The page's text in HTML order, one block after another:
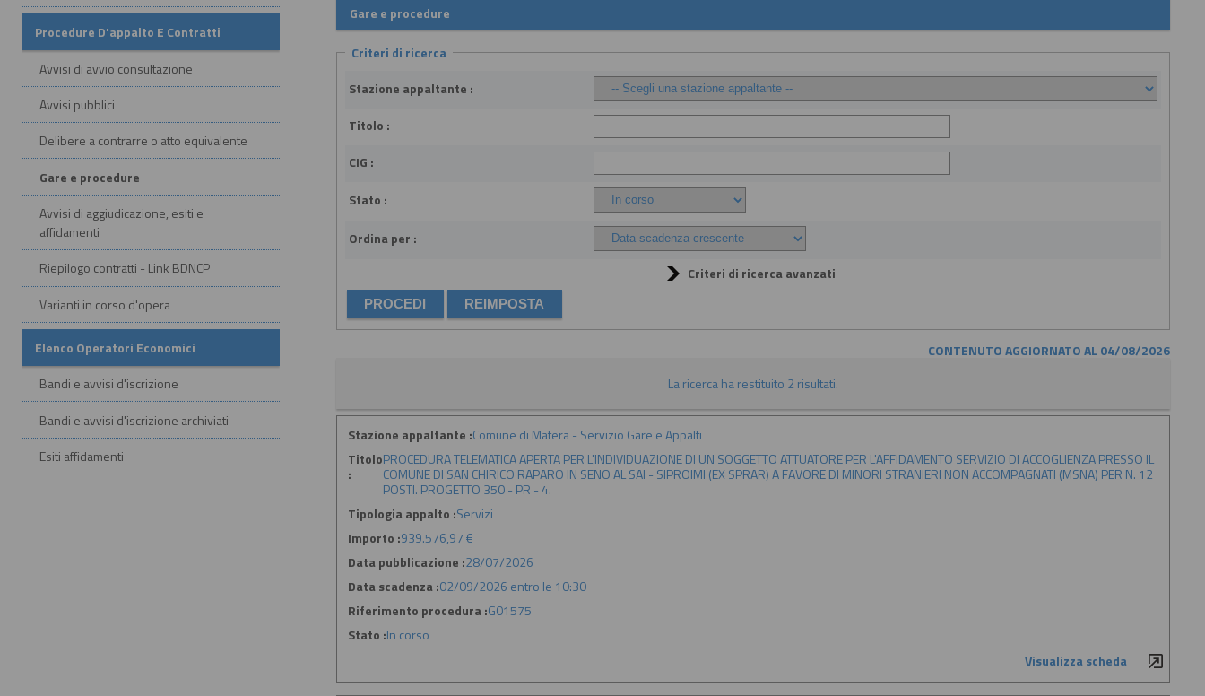
Procedure D'appalto E Contratti
Avvisi di avvio consultazione
Avvisi pubblici
Delibere a contrarre o atto equivalente
Gare e procedure
Avvisi di aggiudicazione, esiti e
affidamenti
Riepilogo contratti - Link BDNCP
Varianti in corso d'opera
Elenco Operatori Economici
Bandi e avvisi d'iscrizione
Bandi e avvisi d'iscrizione archiviati
Esiti affidamenti
Gare e procedure
Criteri di ricerca
Stazione appaltante :
Titolo :
CIG :
Stato :
Ordina per :
Criteri di ricerca avanzati
CONTENUTO AGGIORNATO AL 04/08/2026
La ricerca ha restituito 2 risultati.
Stazione appaltante :Comune di Matera - Servizio Gare e Appalti
Titolo
:
PROCEDURA TELEMATICA APERTA PER L'INDIVIDUAZIONE DI UN SOGGETTO ATTUATORE PER L'AFFIDAMENTO SERVIZIO DI ACCOGLIENZA PRESSO IL
COMUNE DI SAN CHIRICO RAPARO IN SENO AL SAI - SIPROIMI (EX SPRAR) A FAVORE DI MINORI STRANIERI NON ACCOMPAGNATI (MSNA) PER N. 12
POSTI. PROGETTO 350 - PR - 4.
Tipologia appalto :Servizi
Importo :939.576,97 €
Data pubblicazione :28/07/2026
Data scadenza :02/09/2026 entro le 10:30
Riferimento procedura :G01575
Stato :In corso
Visualizza scheda